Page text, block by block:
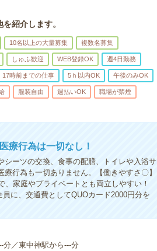
紹介します。
10名以上の大量募集 複数名募集
しゅふ歓迎 WEB登録OK 週4日勤務
17時前までの仕事 5ｈ以内OK 午後のみOK
服装自由 週払いOK 職場が禁煙
療行為は一切なし！
シーツの交換、食事の配膳、トイレや入浴サ
行為も一切ありません。【働きやすさ〇】
家庭やプライベートとも両立しやすい！
に、交通費としてQUOカード2000円分を
分／東中神駅から---分